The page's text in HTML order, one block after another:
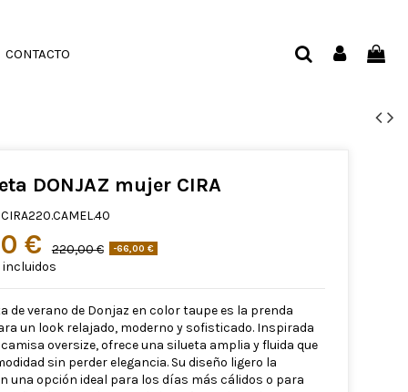
CONTACTO
DONJAZ mujer CIRA
CIRA220.CAMEL.40
€ 220,00 € -66,00 €
de verano de Donjaz en color taupe es la prenda
un look relajado, moderno y sofisticado. Inspirada
oversize, ofrece una silueta amplia y fluida que
sin perder elegancia. Su diseño ligero la
una opción ideal para los días más cálidos o para